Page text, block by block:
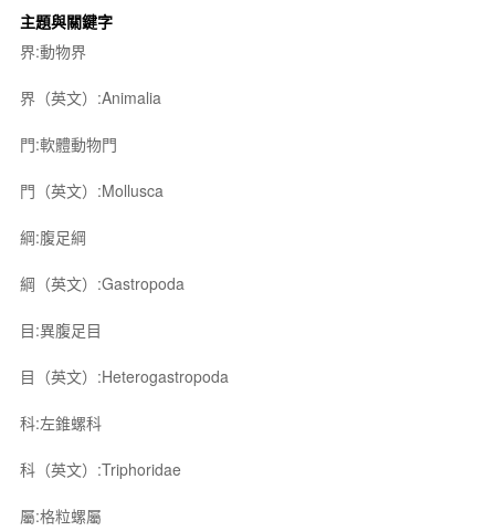
主題與關鍵字
界:動物界
界（英文）:Animalia
門:軟體動物門
門（英文）:Mollusca
綱:腹足綱
綱（英文）:Gastropoda
目:異腹足目
目（英文）:Heterogastropoda
科:左錐螺科
科（英文）:Triphoridae
屬:格粒螺屬